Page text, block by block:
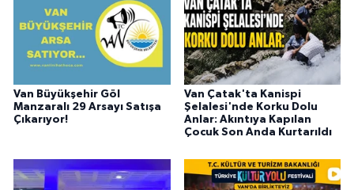
Van Büyükşehir Göl
Manzaralı 29 Arsayı Satışa
Çıkarıyor!
Van Çatak'ta Kanispi
Şelalesi'nde Korku Dolu
Anlar: Akıntıya Kapılan
Çocuk Son Anda Kurtarıldı